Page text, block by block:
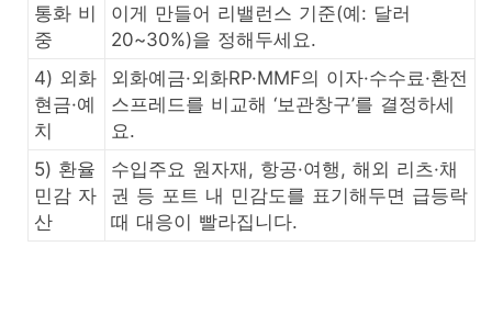
통화 비
중
이게 만들어 리밸런스 기준(예: 달러
20~30%)을 정해두세요.
4) 외화
현금·예
치
외화예금·외화RP·MMF의 이자·수수료·환전
스프레드를 비교해 ‘보관창구’를 결정하세
요.
5) 환율
민감 자
산
수입주요 원자재, 항공·여행, 해외 리츠·채
권 등 포트 내 민감도를 표기해두면 급등락
때 대응이 빨라집니다.